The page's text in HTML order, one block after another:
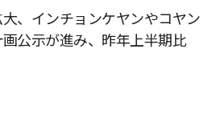
、インチョンケヤンやコヤン
公示が進み、昨年上半期比